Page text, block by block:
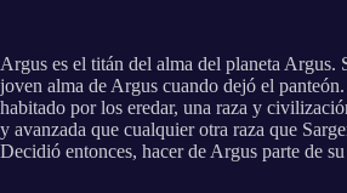
Argus es el titán del alma del planeta Argus.
joven alma de Argus cuando dejó el
habitado por los eredar, una raza y
y avanzada que cualquier otra raza que
Decidió entonces, hacer de Argus parte de